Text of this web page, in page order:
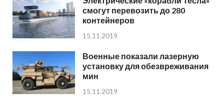
смогут перевозить до 280
контейнеров
15.11.2019
Военные показали лазерную
установку для обезвреживания
мин
15.11.2019